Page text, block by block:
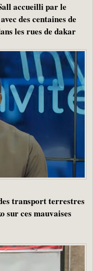
accueilli par le
des centaines de
les rues de dakar
transport terrestres
sur ces mauvaises